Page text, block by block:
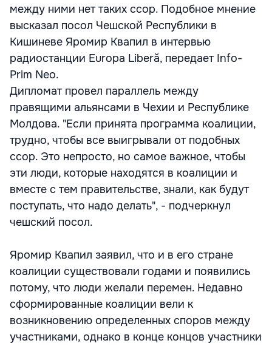
между ними нет таких ссор. Подобное мнение
высказал посол Чешской Республики в
Кишиневе Яромир Квапил в интервью
радиостанции Europa Liberă, передает Info-
Prim Neo.
Дипломат провел параллель между
правящими альянсами в Чехии и Республике
Молдова. "Если принята программа коалиции,
трудно, чтобы все выигрывали от подобных
ссор. Это непросто, но самое важное, чтобы
эти люди, которые находятся в коалиции и
вместе с тем правительстве, знали, как будут
поступать, что надо делать", - подчеркнул
чешский посол.
Яромир Квапил заявил, что и в его стране
коалиции существовали годами и появились
потому, что люди желали перемен. Недавно
сформированные коалиции вели к
возникновению определенных споров между
участниками, однако в конце концов участники